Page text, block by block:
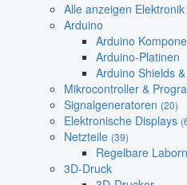
Alle anzeigen
Arduino
Arduino
Arduino-Platinen
Arduino Shields
Mikrocontroller &
Signalgeneratoren (20)
Elektronische Displays
Netzteile (39)
Regelbare
3D-Druck